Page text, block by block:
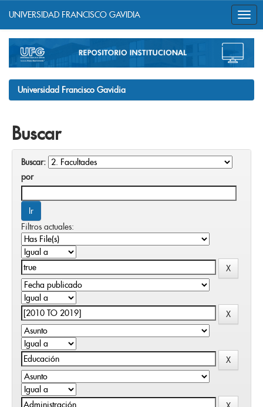
navigation
UNIVERSIDAD FRANCISCO GAVIDIA
Universidad Francisco Gavidia
Buscar
Buscar:
por
Filtros actuales: